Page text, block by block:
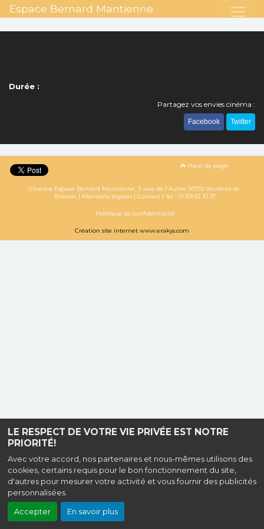
LE RESPECT DE VOTRE VIE PRIVÉE EST NOTRE
PRIORITÉ!
Avec votre accord, nos partenaires et nous-mêmes utilisons des
cookies, certains requis pour le bon fonctionnement du site,
d'autres pour mesurer votre activité et vous fournir des publicités
personnalisées.
Accepter En savoir plus
Espace Bernard Mantienne
Durée :
Partagez vos envies cinéma :
Facebook Twitter
Haut de page
Cinéma Espace Bernard Mantienne, 3 voie de l'Aulne 91370 Verrières-le-
Buisson | Mentions légales| Contact| Tel : 01 69 53 10 37
Politique de confidentialité
Création site internet www.erakys.com